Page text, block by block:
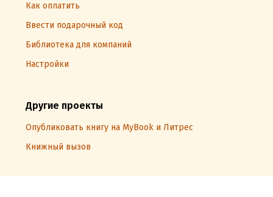
Как оплатить
Ввести подарочный код
Библиотека для компаний
Настройки
Другие проекты
Опубликовать книгу на MyBook и Литрес
Книжный вызов